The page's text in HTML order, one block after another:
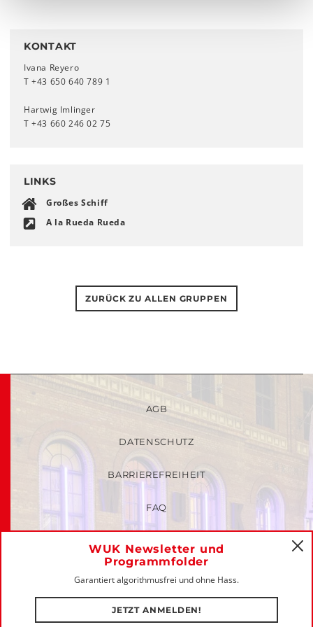
KONTAKT
Ivana Reyero
T +43 650 640 789 1
Hartwig Imlinger
T +43 660 246 02 75
LINKS
Großes Schiff
A la Rueda Rueda
ZURÜCK ZU ALLEN GRUPPEN
WUK Newsletter und
Programmfolder
Garantiert algorithmusfrei und ohne Hass.
JETZT ANMELDEN!
AGB
DATENSCHUTZ
BARRIEREFREIHEIT
FAQ
IMPRESSUM